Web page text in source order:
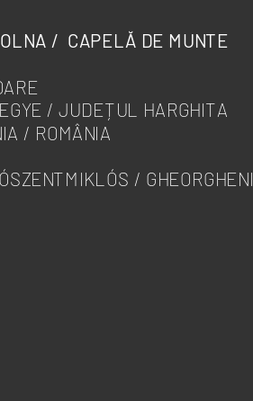
/ CAPELĂ DE MUNTE
/ JUDEȚUL HARGHITA
/ ROMÂNIA
/ GHEORGHENI